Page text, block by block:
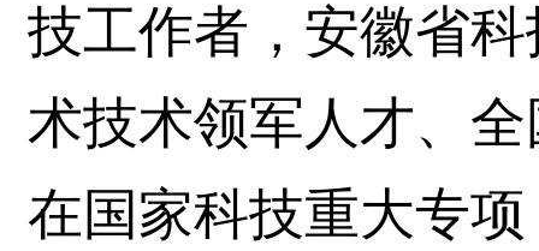
技工作者，安徽省
术技术领军人才、
在国家科技重大专